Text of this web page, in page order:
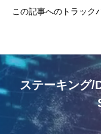
この記事へのトラック
ステーキング